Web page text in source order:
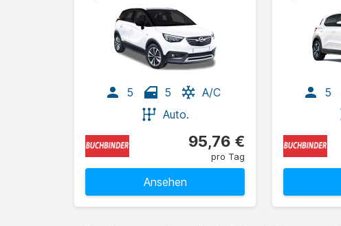
5 5
A/C
Auto.
95,76 €
pro Tag
Ansehen
5